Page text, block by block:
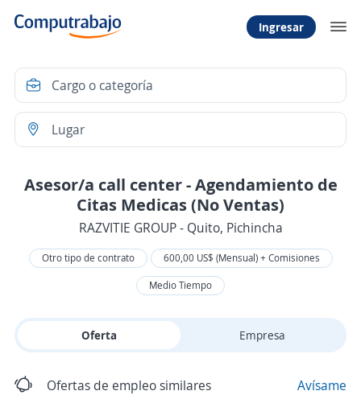
Ingresar
Asesor/a call center - Agendamiento de
Citas Medicas (No Ventas)
RAZVITIE GROUP - Quito, Pichincha
Otro tipo de contrato
600,00 US$ (Mensual) + Comisiones
Medio Tiempo
Oferta Empresa
Ofertas de empleo similares Avísame